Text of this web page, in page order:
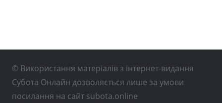
© Використання матеріалів з інтернет-видання
Субота Онлайн дозволяється лише за умови
посилання на сайт subota.online